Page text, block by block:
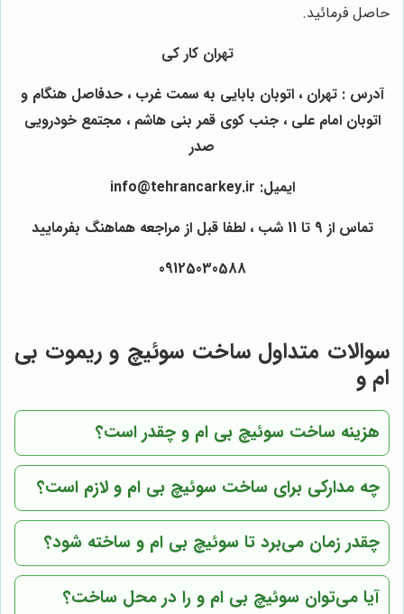
حاصل فرمائید.
تهران کار کی
آدرس : تهران ، اتوبان بابایی به سمت غرب ، حدفاصل هنگام و
اتوبان امام علی ، جنب کوی قمر بنی هاشم ، مجتمع خودرویی
صدر
ایمیل: info@tehrancarkey.ir
تماس از 9 تا 11 شب ، لطفا قبل از مراجعه هماهنگ بفرمایید
09125030588
سوالات متداول ساخت سوئیچ و ریموت بی
ام و
هزینه ساخت سوئیچ بی ام و چقدر است؟
چه مدارکی برای ساخت سوئیچ بی ام و لازم است؟
چقدر زمان می‌برد تا سوئیچ بی ام و ساخته شود؟
آیا می‌توان سوئیچ بی ام و را در محل ساخت؟